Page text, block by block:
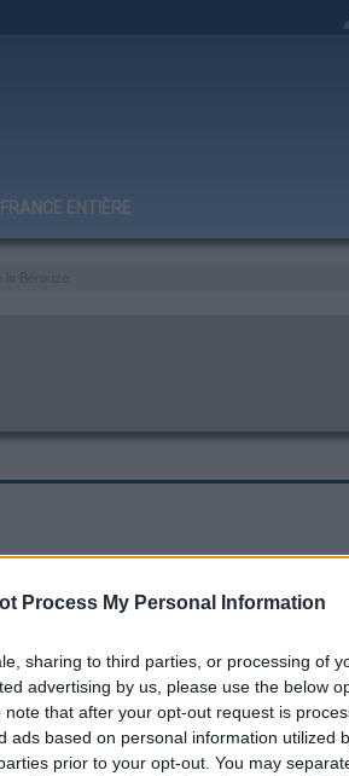
Process My Personal Information
sharing to third parties, or processing of
advertising by us, please use the below
that after your opt-out request is
ads based on personal information utilized
prior to your opt-out. You may
FRANCE ENTIÈRE